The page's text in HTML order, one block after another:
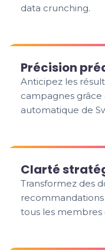
data crunching.
Précision
Anticipez les
campagnes
automatique de
Clarté
Transformez des
tous les membres